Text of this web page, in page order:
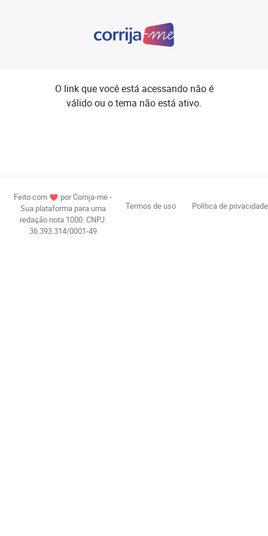
O link que você está acessando não é
válido ou o tema não está ativo.
Feito com
por Corrija-me -
Sua plataforma para uma
redação nota 1000. CNPJ:
36.393.314/0001-49
Termos de uso Política de privacidade